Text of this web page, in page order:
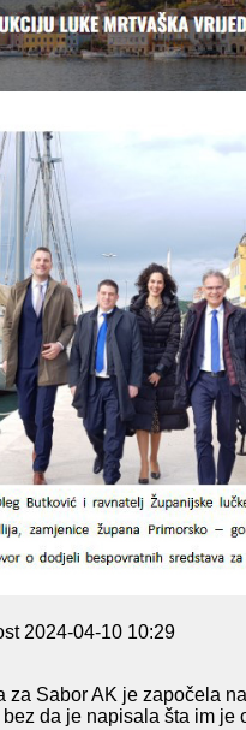
2024-04-10 10:29
za Sabor AK je započela
da je napisala šta im je